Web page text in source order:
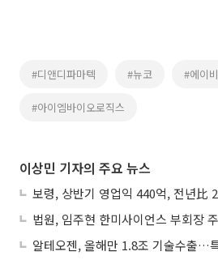
#디앤디파마텍 #뉴코 #에이
#아이엠바이오로직스
이상민 기자의 주요 뉴스
법원, 임주현 한미사이언스 부회장